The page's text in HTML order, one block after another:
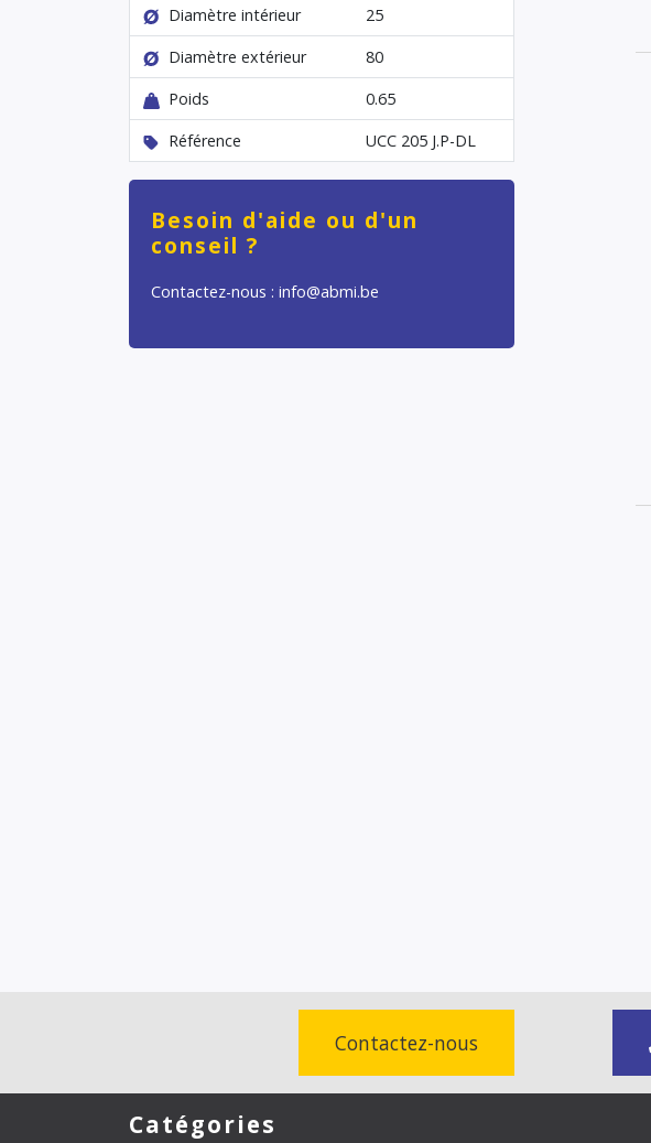
Diamètre intérieur
25
Diamètre extérieur
80
Poids
0.65
Référence
UCC 205 J.P-DL
Besoin d'aide ou d'un
conseil ?
Contactez-nous : info@abmi.be
Contactez-nous
Catégories